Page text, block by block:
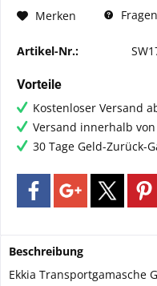
Merken
Artikel-Nr.:
Vorteile
Kostenloser Versand
Versand innerhalb
30 Tage Geld-Zurück-
Beschreibung
Ekkia Transportgamasche